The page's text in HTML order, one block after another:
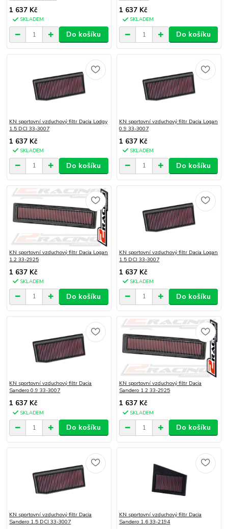
1 637 Kč
SKLADEM
Do košíku
1 637 Kč
SKLADEM
Do košíku
KN sportovní vzduchový filtr Dacia Lodgy
1.5 DCI 33-3007
1 637 Kč
SKLADEM
Do košíku
KN sportovní vzduchový filtr Dacia Logan
0.9 33-3007
1 637 Kč
SKLADEM
Do košíku
KN sportovní vzduchový filtr Dacia Logan
1.2 33-2925
1 637 Kč
SKLADEM
Do košíku
KN sportovní vzduchový filtr Dacia Logan
1.5 DCI 33-3007
1 637 Kč
SKLADEM
Do košíku
KN sportovní vzduchový filtr Dacia
Sandero 0.9 33-3007
1 637 Kč
SKLADEM
Do košíku
KN sportovní vzduchový filtr Dacia
Sandero 1.2 33-2925
1 637 Kč
SKLADEM
Do košíku
KN sportovní vzduchový filtr Dacia
Sandero 1.5 DCI 33-3007
KN sportovní vzduchový filtr Dacia
Sandero 1.6 33-2194